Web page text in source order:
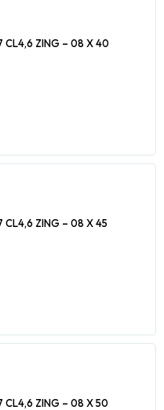
CL4,6 ZING – 08 X 40
CL4,6 ZING – 08 X 45
CL4,6 ZING – 08 X 50